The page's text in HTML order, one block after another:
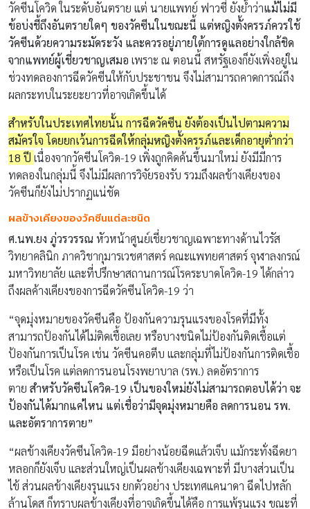
วัคซีนโควิด ในระดับอันตราย แต่ นายแพทย์ ฟาวซี่ ยังย้ำว่าแม้ไม่มี
ข้อบ่งชี้ถึงอันตรายใดๆ ของวัคซีนในขณะนี้ แต่หญิงตั้งครรภ์ควรใช้
วัคซีนด้วยความระมัดระวัง และควรอยู่ภายใต้การดูแลอย่างใกล้ชิด
จากแพทย์ผู้เชี่ยวชาญเสมอ เพราะ ณ ตอนนี้ สหรัฐเองก็ยังเพิ่งอยู่ใน
ช่วงทดลองการฉีดวัคซีนให้กับประชาชน จึงไม่สามารถคาดการณ์ถึง
ผลกระทบในระยะยาวที่อาจเกิดขึ้นได้
สำหรับในประเทศไทยนั้น การฉีดวัคซีน ยังต้องเป็นไปตามความ
สมัครใจ โดยยกเว้นการฉีดให้กลุ่มหญิงตั้งครรภ์และเด็กอายุต่ำกว่า
18 ปี เนื่องจากวัคซีนโควิด-19 เพิ่งถูกคิดค้นขึ้นมาใหม่ ยังมีมีการ
ทดลองในกลุ่มนี้ จึงไม่มีผลการวิจัยรองรับ รวมถึงผลข้างเคียงของ
วัคซีนก็ยังไม่ปรากฏแน่ชัด
ผลข้างเคียงของวัคซีนแต่ละชนิด
ศ.นพ.ยง ภู่วรวรรณ หัวหน้าศูนย์เชี่ยวชาญเฉพาะทางด้านไวรัส
วิทยาคลินิก ภาควิชากุมารเวชศาสตร์ คณะแพทยศาสตร์ จุฬาลงกรณ์
มหาวิทยาลัย และที่ปรึกษาสถานการณ์โรคระบาดโควิด-19 ได้กล่าว
ถึงผลค้างเคียงของการฉีดวัคซีนโควิด-19 ว่า
“จุดมุ่งหมายของวัคซีนคือ ป้องกันความรุนแรงของโรคที่มีทั้ง
สามารถป้องกันได้ไม่ติดเชื้อเลย หรือบางชนิดไม่ป้องกันติดเชื้อแต่
ป้องกันการเป็นโรค เช่น วัคซีนคอตีบ และกลุ่มที่ไม่ป้องกันการติดเชื้อ
หรือเป็นโรค แต่ลดการนอนโรงพยาบาล (รพ.) ลดอัตราการ
ตาย สำหรับวัคซีนโควิด-19 เป็นของใหม่ยังไม่สามารถตอบได้ว่า จะ
ป้องกันได้มากแค่ไหน แต่เชื่อว่ามีจุดมุ่งหมายคือ ลดการนอน รพ.
และอัตราการตาย”
“ผลข้างเคียงวัคซีนโควิด-19 มีอย่างน้อยฉีดแล้วเจ็บ แม้กระทั่งฉีดยา
หลอกก็ยังเจ็บ และส่วนใหญ่เป็นผลข้างเคียงเฉพาะที่ มีบางส่วนเป็น
ไข้ ส่วนผลข้างเคียงรุนแรง ยกตัวอย่าง ประเทศแคนาดา ฉีดไปหลัก
ล้านโดส ก็ทราบผลข้างเคียงที่อาจเกิดขึ้นได้คือ การแพ้รุนแรง ขณะที่